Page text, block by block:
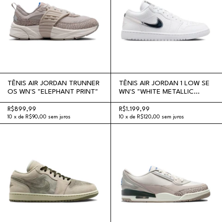
TÊNIS AIR JORDAN TRUNNER
OS WN'S "ELEPHANT PRINT"
R$899,99
10 x de R$90,00 sem juros
TÊNIS AIR JORDAN 1 LOW SE
WN'S "WHITE METALLIC
R$1.199,99
10 x de R$120,00 sem juros